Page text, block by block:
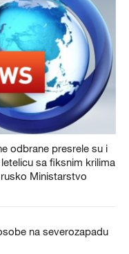
odbrane presrele su i
sa fiksnim krilima
Ministarstvo
na severozapadu